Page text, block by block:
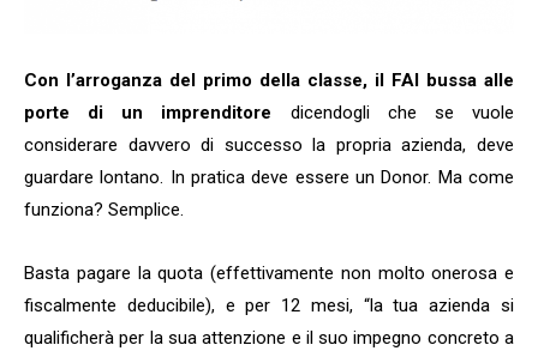
Con l’arroganza del primo della classe, il FAI bussa alle
porte di un imprenditore dicendogli che se vuole
considerare davvero di successo la propria azienda, deve
guardare lontano. In pratica deve essere un Donor. Ma come
funziona? Semplice.
Basta pagare la quota (effettivamente non molto onerosa e
fiscalmente deducibile), e per 12 mesi, “la tua azienda si
qualificherà per la sua attenzione e il suo impegno concreto a